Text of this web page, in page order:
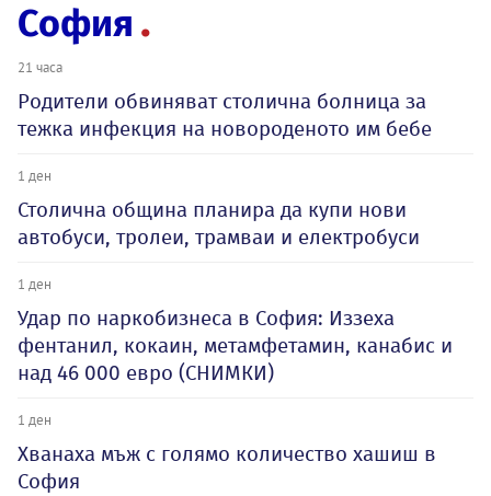
София
21 часа
Родители обвиняват столична болница за
тежка инфекция на новороденото им бебе
1 ден
Столична община планира да купи нови
автобуси, тролеи, трамваи и електробуси
1 ден
Удар по наркобизнеса в София: Иззеха
фентанил, кокаин, метамфетамин, канабис и
над 46 000 евро (СНИМКИ)
1 ден
Хванаха мъж с голямо количество хашиш в
София